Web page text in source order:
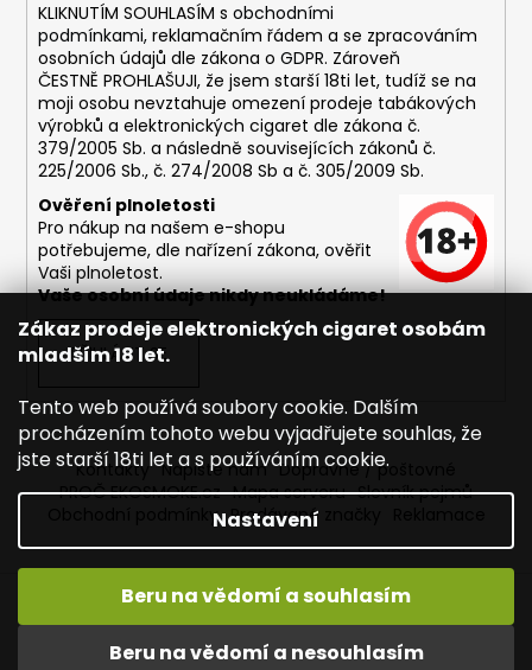
Zákaz prodeje elektronických cigaret osobám
mladším 18 let.
Tento web používá soubory cookie. Dalším
procházením tohoto webu vyjadřujete souhlas, že
jste starší 18ti let a s používáním cookie.
Nastavení
Beru na vědomí a nesouhlasím
Beru na vědomí a souhlasím
KLIKNUTÍM SOUHLASÍM s obchodními
podmínkami, reklamačním řádem a se zpracováním
osobních údajů dle zákona o GDPR. Zároveň
ČESTNĚ PROHLAŠUJI, že jsem starší 18ti let, tudíž se na
moji osobu nevztahuje omezení prodeje tabákových
výrobků a elektronických cigaret dle zákona č.
379/2005 Sb. a následně souvisejících zákonů č.
225/2006 Sb., č. 274/2008 Sb a č. 305/2009 Sb.
Ověření plnoletosti
Pro nákup na našem e-shopu
potřebujeme, dle nařízení zákona, ověřit
Vaši plnoletost.
Vaše osobní údaje nikdy neukládáme!
PŘIHLÁSIT SE
Kontakty Napište nám Dopravné / poštovné
PROČ EKOSMOKE.cz Mapa serveru Slovník pojmů
Obchodní podmínky Prodávané značky
Vytvořil Shoptet
Copyright 2026EKOSMOKE - Specialista na e-cigarety.
Všechna práva vyhrazena. Upravit nastavení cookies